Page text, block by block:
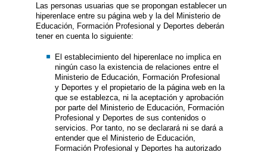
Las personas usuarias que se propongan establecer un
hiperenlace entre su página web y la del Ministerio de
Educación, Formación Profesional y Deportes deberán
tener en cuenta lo siguiente:
El establecimiento del hiperenlace no implica en
ningún caso la existencia de relaciones entre el
Ministerio de Educación, Formación Profesional
y Deportes y el propietario de la página web en la
que se establezca, ni la aceptación y aprobación
por parte del Ministerio de Educación, Formación
Profesional y Deportes de sus contenidos o
servicios. Por tanto, no se declarará ni se dará a
entender que el Ministerio de Educación,
Formación Profesional y Deportes ha autorizado